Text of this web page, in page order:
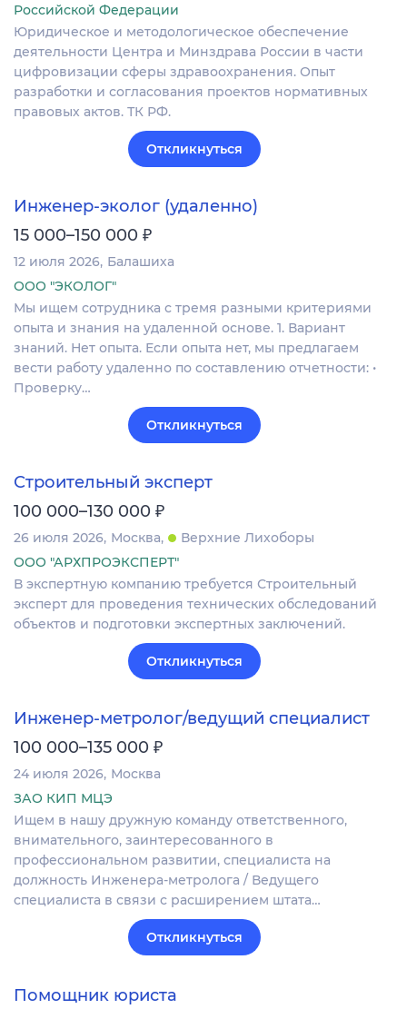
Российской Федерации
Юридическое и методологическое обеспечение
деятельности Центра и Минздрава России в части
цифровизации сферы здравоохранения. Опыт
разработки и согласования проектов нормативных
правовых актов. ТК РФ.
Откликнуться
Инженер-эколог (удаленно)
15 000–150 000 ₽
12 июля 2026 Балашиха
ООО "ЭКОЛОГ"
Мы ищем сотрудника с тремя разными критериями
опыта и знания на удаленной основе. 1. Вариант
знаний. Нет опыта. Если опыта нет, мы предлагаем
вести работу удаленно по составлению отчетности: •
Проверку…
Откликнуться
Строительный эксперт
100 000–130 000 ₽
26 июля 2026 Москва
Верхние Лихоборы
ООО "АРХПРОЭКСПЕРТ"
В экспертную компанию требуется Строительный
эксперт для проведения технических обследований
объектов и подготовки экспертных заключений.
Откликнуться
Инженер-метролог/ведущий специалист
100 000–135 000 ₽
24 июля 2026 Москва
ЗАО КИП МЦЭ
Ищем в нашу дружную команду ответственного,
внимательного, заинтересованного в
профессиональном развитии, специалиста на
должность Инженера-метролога / Ведущего
специалиста в связи с расширением штата…
Откликнуться
Помощник юриста